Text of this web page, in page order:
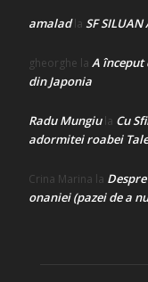
amaladla SF SILUAN
gheorghe la A
din Japonia
Radu Mungiula Cu
adormitei roabei
Crina Marina la
onaniei (pazei de a